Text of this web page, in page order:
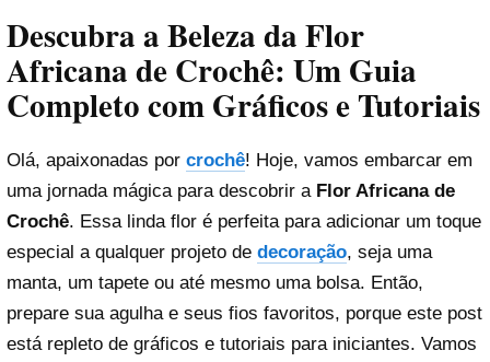
Descubra a Beleza da Flor
Africana de Crochê: Um Guia
Completo com Gráficos e Tutoriais
Olá, apaixonadas por crochê! Hoje, vamos embarcar em
uma jornada mágica para descobrir a Flor Africana de
Crochê. Essa linda flor é perfeita para adicionar um toque
especial a qualquer projeto de decoração, seja uma
manta, um tapete ou até mesmo uma bolsa. Então,
prepare sua agulha e seus fios favoritos, porque este post
está repleto de gráficos e tutoriais para iniciantes. Vamos